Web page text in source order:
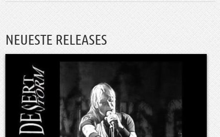
NEUESTE RELEASES